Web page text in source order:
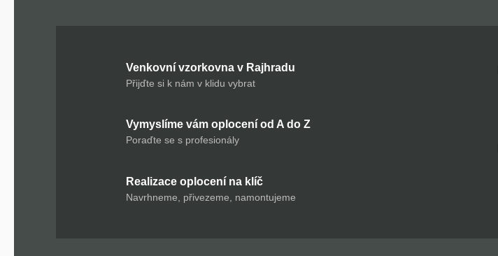
Venkovní vzorkovna v Rajhradu
Přijďte si k nám v klidu vybrat
Vymyslíme vám oplocení od A do Z
Poraďte se s profesionály
Realizace oplocení na klíč
Navrhneme, přivezeme, namontujeme